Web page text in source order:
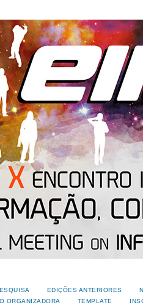
EDIÇÕES ANTERIORES
ORGANIZADORA TEMPLATE